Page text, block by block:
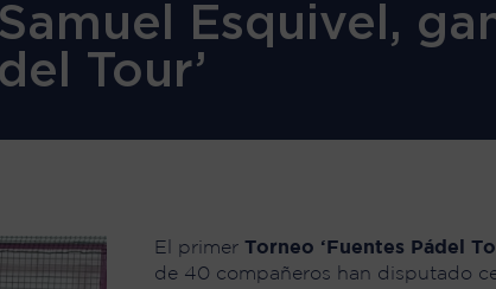
Esquivel,
Tour’
El primer Torneo ‘Fuentes Pádel
de 40 compañeros han disputado